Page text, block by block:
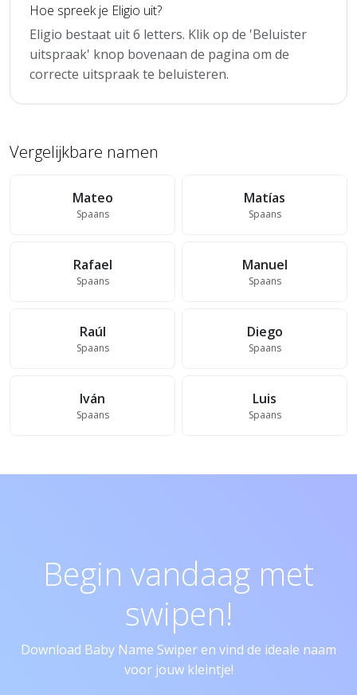
Hoe spreek je Eligio uit?
Eligio bestaat uit 6 letters. Klik op de 'Beluister
uitspraak' knop bovenaan de pagina om de
correcte uitspraak te beluisteren.
Vergelijkbare namen
Mateo
Spaans
Matías
Spaans
Rafael
Spaans
Manuel
Spaans
Raúl
Spaans
Diego
Spaans
Iván
Spaans
Luis
Spaans
Begin vandaag met
swipen!
Download Baby Name Swiper en vind de ideale naam
voor jouw kleintje!